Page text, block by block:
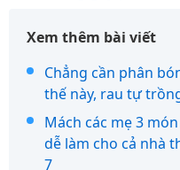
Xem thêm bài viết
Chẳng cần phân
thế này, rau tự
Mách các mẹ 3
dễ làm cho cả nhà
7